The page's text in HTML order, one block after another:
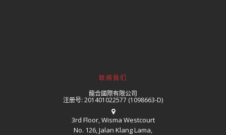
联络我们
龍合國際有限公司
注册号: 201401022577 (1098663-D)
3rd Floor, Wisma Westcourt
No. 126, Jalan Klang Lama,